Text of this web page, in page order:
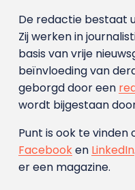
De redactie bestaat
Zij werken in
basis van vrije
beïnvloeding van
geborgd door een
wordt bijgestaan
Punt is ook te vinden
Facebooken LinkedIn
er een magazine.